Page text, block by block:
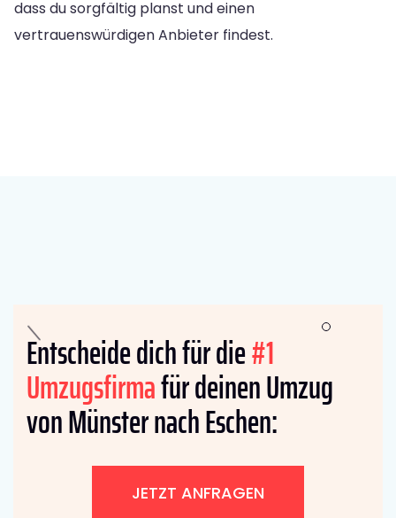
dass du sorgfältig planst und einen
vertrauenswürdigen Anbieter findest.
Entscheide dich für die#1
Umzugsfirmafür deinen Umzug
von Münster nach Eschen:
JETZT ANFRAGEN